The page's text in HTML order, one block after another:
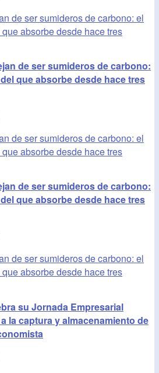
de ser sumideros de carbono: el
absorbe desde hace tres
de ser sumideros de carbono:
que absorbe desde hace tres
de ser sumideros de carbono: el
absorbe desde hace tres
de ser sumideros de carbono:
que absorbe desde hace tres
de ser sumideros de carbono: el
absorbe desde hace tres
su Jornada Empresarial
la captura y almacenamiento de